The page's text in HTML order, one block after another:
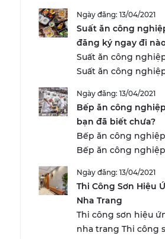
Ngày đăng: 13/04/2021
Suất ăn công
đăng ký ngay đi
Suất ăn công
Suất ăn công
Ngày đăng: 13/04/2021
Bếp ăn công
bạn đã biết chưa?
Bếp ăn công
Bếp ăn công
Ngày đăng: 13/04/2021
Thi Công Sơn Hiệu
Nha Trang
Thi công sơn hiệu
nha trang Thi công